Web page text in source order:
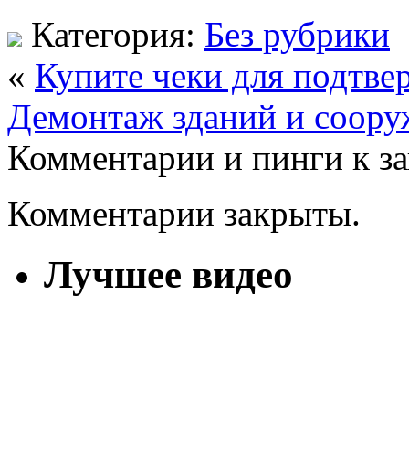
Категория: Без рубрики
« Купите чеки для
Демонтаж зданий и
Комментарии и пинги к
Комментарии закрыты.
Лучшее видео